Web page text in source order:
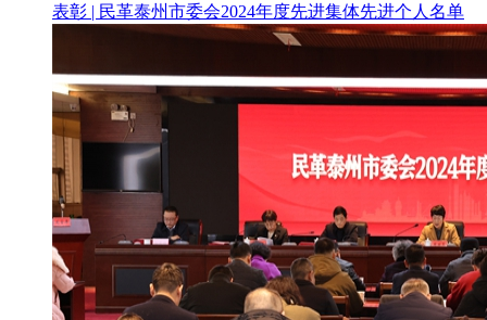
表彰 | 民革泰州市委会2024年度先进集体先进个人名单